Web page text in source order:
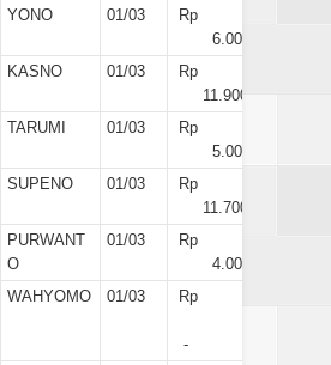
YONO 01/03
Rp
6.000
KASNO 01/03
Rp
11.900
TARUMI 01/03
Rp
5.000
SUPENO 01/03
Rp
11.700
PURWANT
O
01/03
Rp
4.000
WAHYOMO 01/03 Rp
-